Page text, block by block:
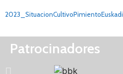
2023_SituacionCultivoPimientoEuskadi
Patrocinadores